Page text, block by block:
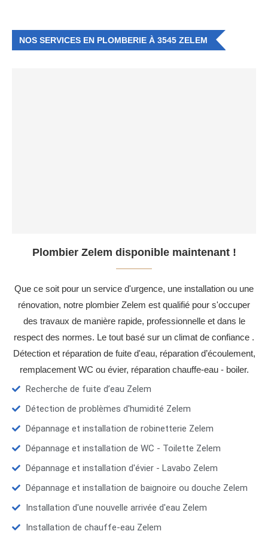
NOS SERVICES EN PLOMBERIE À 3545 ZELEM
Plombier Zelem disponible maintenant !
Que ce soit pour un service d'urgence, une installation ou une
rénovation, notre plombier Zelem est qualifié pour s'occuper
des travaux de manière rapide, professionnelle et dans le
respect des normes. Le tout basé sur un climat de confiance .
Détection et réparation de fuite d'eau, réparation d’écoulement,
remplacement WC ou évier, réparation chauffe-eau - boiler.
Recherche de fuite d’eau Zelem
Détection de problèmes d'humidité Zelem
Dépannage et installation de robinetterie Zelem
Dépannage et installation de WC - Toilette Zelem
Dépannage et installation d'évier - Lavabo Zelem
Dépannage et installation de baignoire ou douche Zelem
Installation d'une nouvelle arrivée d'eau Zelem
Installation de chauffe-eau Zelem